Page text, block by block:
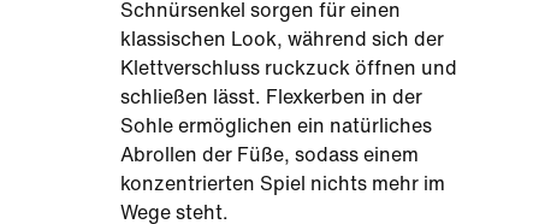
Schnürsenkel sorgen für einen
klassischen Look, während sich der
Klettverschluss ruckzuck öffnen und
schließen lässt. Flexkerben in der
Sohle ermöglichen ein natürliches
Abrollen der Füße, sodass einem
konzentrierten Spiel nichts mehr im
Wege steht.